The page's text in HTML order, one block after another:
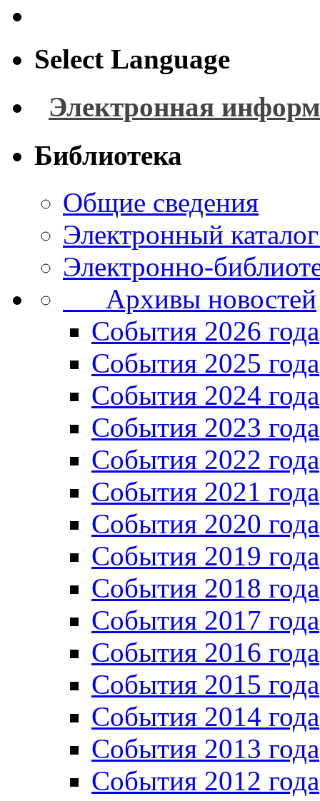
Select Language
Электронная
Библиотека
Общие сведения
Электронный
Электронно-
Архивы новостей
Cобытия 2026 года
События 2025 года
События 2024 года
События 2023 года
Cобытия 2022 года
Cобытия 2021 года
События 2020 года
События 2019 года
События 2018 года
События 2017 года
События 2016 года
События 2015 года
События 2014 года
События 2013 года
События 2012 года